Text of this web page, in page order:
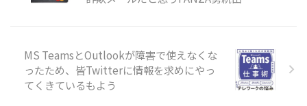
MS TeamsとOutlookが障害で使えなくな
ったため、皆Twitterに情報を求めにやっ
てくきているもよう